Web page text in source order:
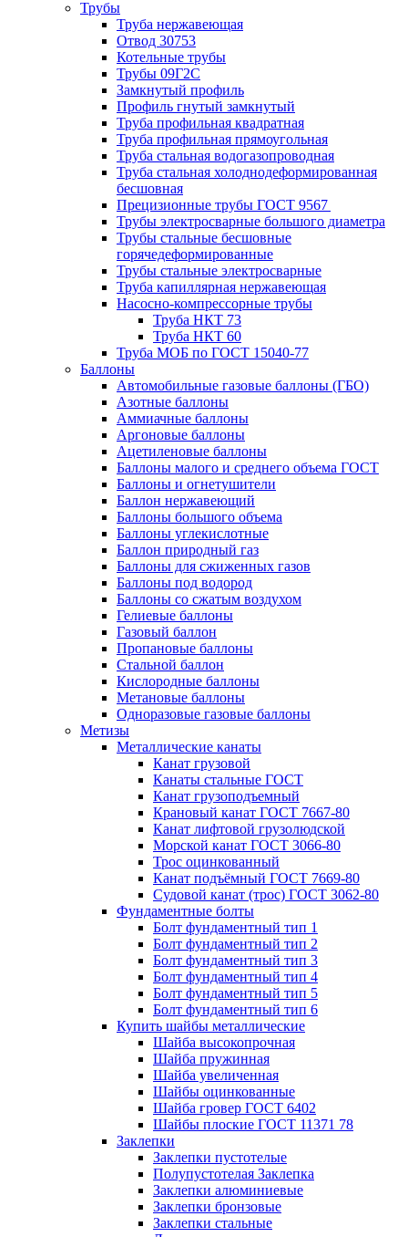
Трубы
Труба нержавеющая
Отвод 30753
Котельные трубы
Трубы 09Г2С
Замкнутый профиль
Профиль гнутый замкнутый
Труба профильная квадратная
Труба профильная прямоугольная
Труба стальная водогазопроводная
Труба стальная холоднодеформированная
бесшовная
Прецизионные трубы ГОСТ 9567
Трубы электросварные большого диаметра
Трубы стальные бесшовные
горячедеформированные
Трубы стальные электросварные
Труба капиллярная нержавеющая
Насосно-компрессорные трубы
Труба НКТ 73
Труба НКТ 60
Труба МОБ по ГОСТ 15040-77
Баллоны
Автомобильные газовые баллоны (ГБО)
Азотные баллоны
Аммиачные баллоны
Аргоновые баллоны
Ацетиленовые баллоны
Баллоны малого и среднего объема ГОСТ
Баллоны и огнетушители
Баллон нержавеющий
Баллоны большого объема
Баллоны углекислотные
Баллон природный газ
Баллоны для сжиженных газов
Баллоны под водород
Баллоны со сжатым воздухом
Гелиевые баллоны
Газовый баллон
Пропановые баллоны
Стальной баллон
Кислородные баллоны
Метановые баллоны
Одноразовые газовые баллоны
Метизы
Металлические канаты
Канат грузовой
Канаты стальные ГОСТ
Канат грузоподъемный
Крановый канат ГОСТ 7667-80
Канат лифтовой грузолюдской
Морской канат ГОСТ 3066-80
Трос оцинкованный
Канат подъёмный ГОСТ 7669-80
Судовой канат (трос) ГОСТ 3062-80
Фундаментные болты
Болт фундаментный тип 1
Болт фундаментный тип 2
Болт фундаментный тип 3
Болт фундаментный тип 4
Болт фундаментный тип 5
Болт фундаментный тип 6
Купить шайбы металлические
Шайба высокопрочная
Шайба пружинная
Шайба увеличенная
Шайбы оцинкованные
Шайба гровер ГОСТ 6402
Шайбы плоские ГОСТ 11371 78
Заклепки
Заклепки пустотелые
Полупустотелая Заклепка
Заклепки алюминиевые
Заклепки бронзовые
Заклепки стальные